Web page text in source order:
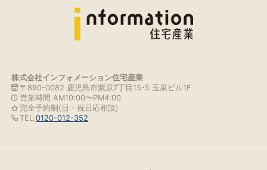
株式会社インフォメーション住宅産業
〒890-0082 鹿児島市紫原7丁目15-5 玉泉ビル1F
営業時間 AM10:00〜PM4:00
完全予約制(日・祝日応相談)
TEL.0120-012-352